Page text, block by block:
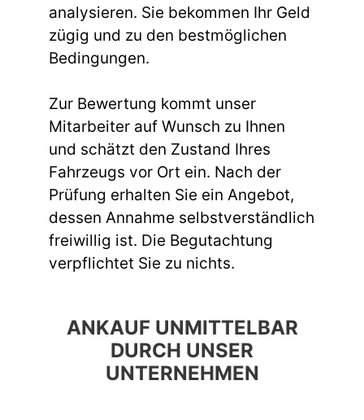
analysieren. Sie bekommen Ihr Geld
zügig und zu den bestmöglichen
Bedingungen.
Zur Bewertung kommt unser
Mitarbeiter auf Wunsch zu Ihnen
und schätzt den Zustand Ihres
Fahrzeugs vor Ort ein. Nach der
Prüfung erhalten Sie ein Angebot,
dessen Annahme selbstverständlich
freiwillig ist. Die Begutachtung
verpflichtet Sie zu nichts.
ANKAUF UNMITTELBAR
DURCH UNSER
UNTERNEHMEN